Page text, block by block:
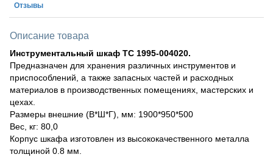
Отзывы
Описание товара
Инструментальный шкаф TC 1995-004020.
Предназначен для хранения различных инструментов и
приспособлений, а также запасных частей и расходных
материалов в производственных помещениях, мастерских и
цехах.
Размеры внешние (В*Ш*Г), мм: 1900*950*500
Вес, кг: 80,0
Корпус шкафа изготовлен из высококачественного металла
толщиной 0.8 мм.